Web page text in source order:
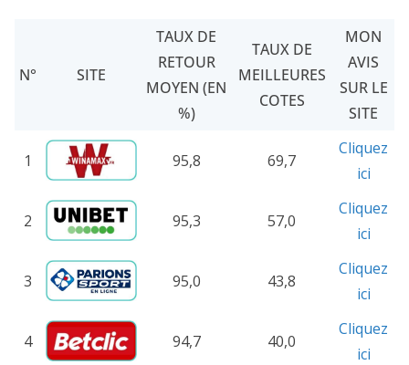
N° SITE
TAUX DE
RETOUR
MOYEN (EN
%)
TAUX DE
MEILLEURES
COTES
MON
AVIS
SUR LE
SITE
1 95,8 69,7
Cliquez
ici
2 95,3 57,0
Cliquez
ici
3 95,0 43,8
Cliquez
ici
4 94,7 40,0
Cliquez
ici